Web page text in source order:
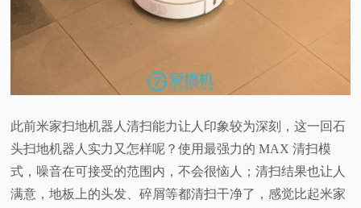
此前米家扫地机器人清扫能力让人印象较为深刻，这一回石
头扫地机器人实力又怎样呢？使用最强力的 MAX 清扫模
式，噪音在可接受的范围内，不会很恼人；清扫结果也让人
满意，地板上的头发、碎屑等都清扫干净了，感觉比起米家